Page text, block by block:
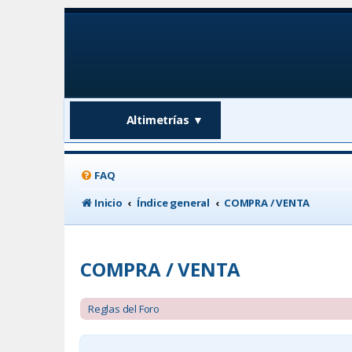
Altimetrías ▼
FAQ
Inicio
Índice general COMPRA / VENTA
COMPRA / VENTA
Reglas del Foro